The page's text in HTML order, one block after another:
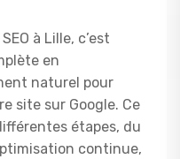
à Lille, c’est
en
naturel pour
site sur Google. Ce
étapes, du
continue,